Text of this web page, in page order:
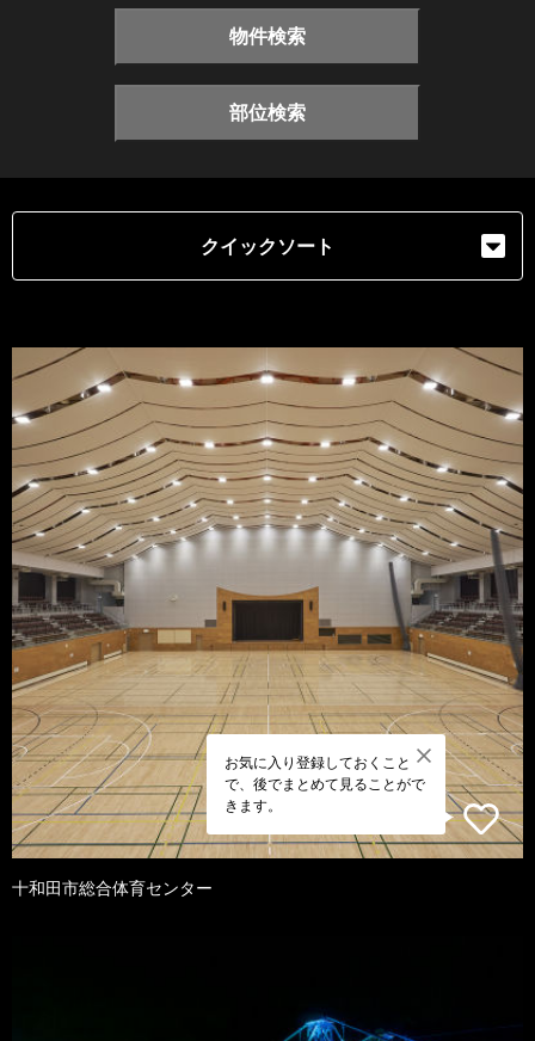
物件検索
部位検索
クイックソート
お気に入り登録しておくこと
で、後でまとめて見ることがで
きます。
十和田市総合体育センター